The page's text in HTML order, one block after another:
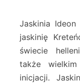
Jaskinia
jaskinię
świecie
także
inicjacji.